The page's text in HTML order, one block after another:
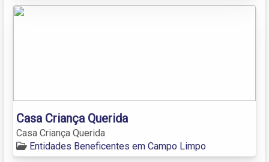
Casa Criança Querida
Casa Criança Querida
Entidades Beneficentes em Campo Limpo